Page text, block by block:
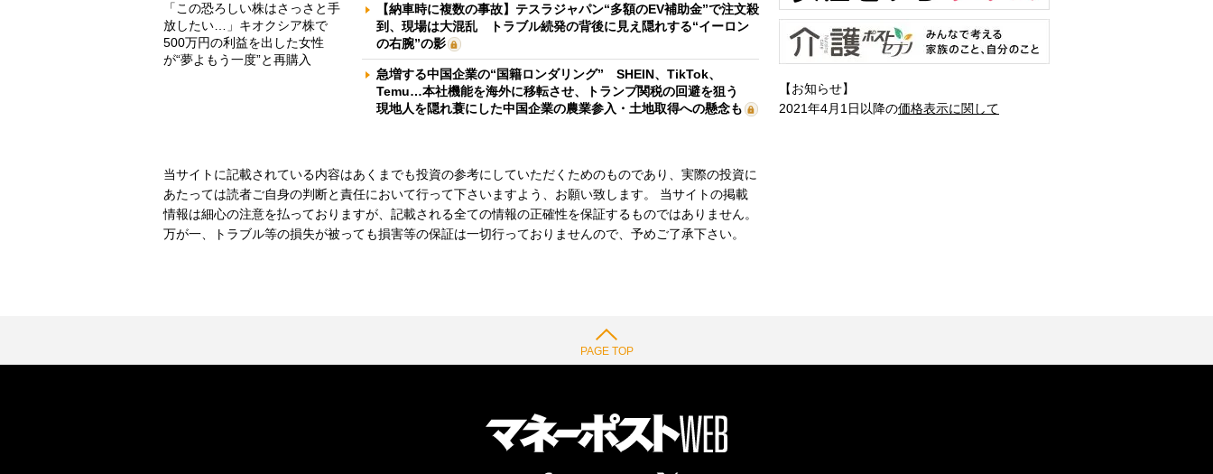
「この恐ろしい株はさっさと手
放したい…」キオクシア株で
500万円の利益を出した女性
が“夢よもう一度”と再購入
【納車時に複数の事故】テスラジャパン“多額のEV補助金”で注文殺
到、現場は大混乱 トラブル続発の背後に見え隠れする“イーロン
の右腕”の影
急増する中国企業の“国籍ロンダリング” SHEIN、TikTok、
Temu…本社機能を海外に移転させ、トランプ関税の回避を狙う
現地人を隠れ蓑にした中国企業の農業参入・土地取得への懸念も
当サイトに記載されている内容はあくまでも投資の参考にしていただくためのものであり、実際の投資に
あたっては読者ご自身の判断と責任において行って下さいますよう、お願い致します。 当サイトの掲載
情報は細心の注意を払っておりますが、記載される全ての情報の正確性を保証するものではありません。
万が一、トラブル等の損失が被っても損害等の保証は一切行っておりませんので、予めご了承下さい。
【お知らせ】
2021年4月1日以降の価格表示に関して
PAGE TOP